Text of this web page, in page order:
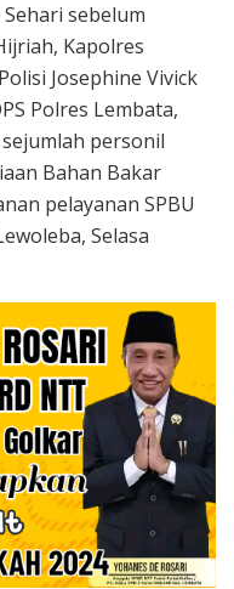
Sehari sebelum
Kapolres
Josephine Vivick
Polres Lembata,
personil
Bahan Bakar
pelayanan SPBU
Selasa